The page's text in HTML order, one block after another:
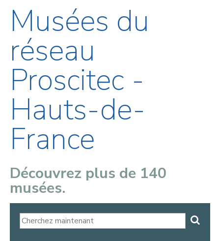
Musées du
réseau
Proscitec -
Hauts-de-
France
Découvrez plus de 140
musées.